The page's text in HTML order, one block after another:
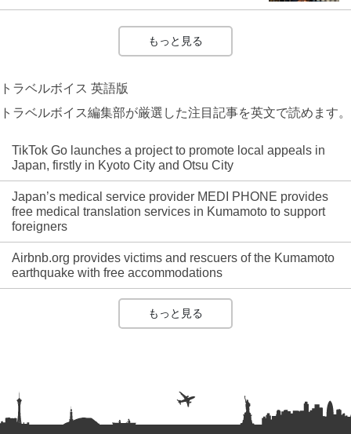
もっと見る
トラベルボイス 英語版
トラベルボイス編集部が厳選した注目記事を英文で読めます。
TikTok Go launches a project to promote local appeals in
Japan, firstly in Kyoto City and Otsu City
Japan’s medical service provider MEDI PHONE provides
free medical translation services in Kumamoto to support
foreigners
Airbnb.org provides victims and rescuers of the Kumamoto
earthquake with free accommodations
もっと見る